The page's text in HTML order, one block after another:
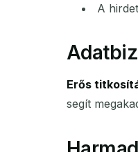
A
Erős
segít